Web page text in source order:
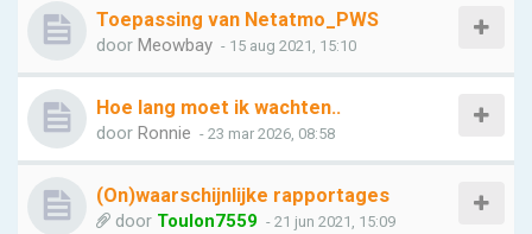
Toepassing van Netatmo_PWS
door Meowbay - 15 aug 2021, 15:10
Hoe lang moet ik wachten..
door Ronnie - 23 mar 2026, 08:58
(On)waarschijnlijke rapportages
door Toulon7559 - 21 jun 2021, 15:09